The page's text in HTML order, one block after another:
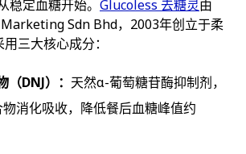
稳定血糖开始。 Glucoless 去糖灵由
Sdn Bhd，2003年创立于柔
三大核心成分：
DNJ）： 天然α-葡萄糖苷酶抑制剂，
消化吸收，降低餐后血糖峰值约